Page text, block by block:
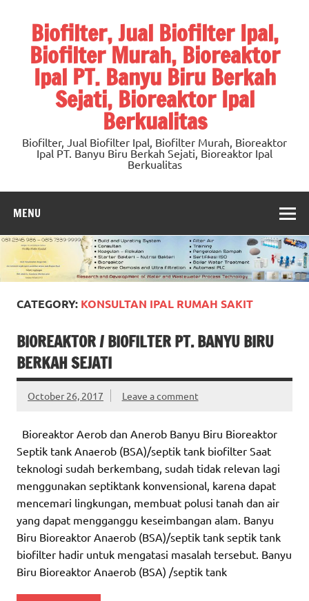
contentBiofilter, Jual Biofilter Ipal,
Biofilter Murah, Bioreaktor
Ipal PT. Banyu Biru Berkah
Sejati, Bioreaktor Ipal
Berkualitas
Biofilter, Jual Biofilter Ipal, Biofilter Murah, Bioreaktor
Ipal PT. Banyu Biru Berkah Sejati, Bioreaktor Ipal
Berkualitas
MENU
CATEGORY: KONSULTAN IPAL RUMAH SAKIT
BIOREAKTOR / BIOFILTER PT. BANYU BIRU
BERKAH SEJATI
October 26, 2017 Leave a comment
Bioreaktor Aerob dan Anerob Banyu Biru Bioreaktor
Septik tank Anaerob (BSA)/septik tank biofilter Saat
teknologi sudah berkembang, sudah tidak relevan lagi
menggunakan septiktank konvensional, karena dapat
mencemari lingkungan, membuat polusi tanah dan air
yang dapat mengganggu keseimbangan alam. Banyu
Biru Bioreaktor Anaerob (BSA)/septik tank septik tank
biofilter hadir untuk mengatasi masalah tersebut. Banyu
Biru Bioreaktor Anaerob (BSA) /septik tank